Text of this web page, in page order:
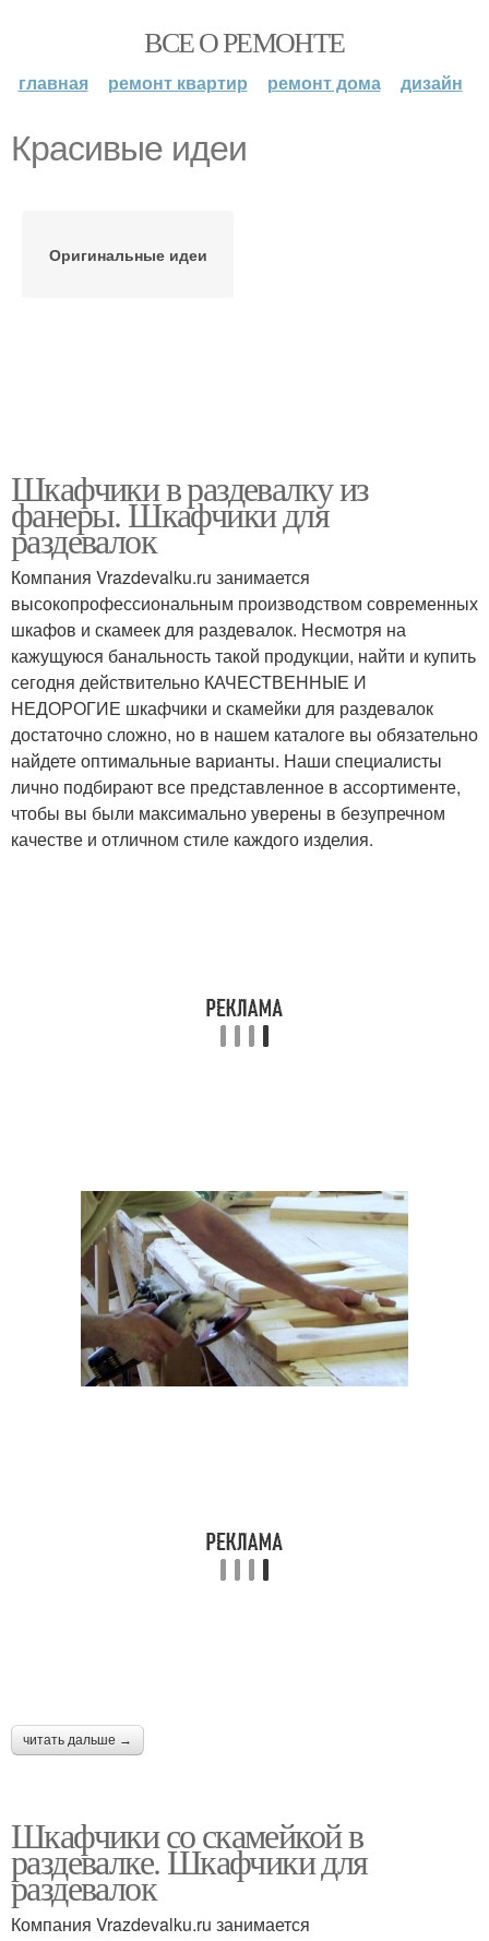
ВСЕ О РЕМОНТЕ
главная ремонт квартир ремонт дома дизайн
Красивые идеи
Оригинальные идеи
Шкафчики в раздевалку из
фанеры. Шкафчики для
раздевалок
Компания Vrazdevalku.ru занимается
высокопрофессиональным производством современных
шкафов и скамеек для раздевалок. Несмотря на
кажущуюся банальность такой продукции, найти и купить
сегодня действительно КАЧЕСТВЕННЫЕ И
НЕДОРОГИЕ шкафчики и скамейки для раздевалок
достаточно сложно, но в нашем каталоге вы обязательно
найдете оптимальные варианты. Наши специалисты
лично подбирают все представленное в ассортименте,
чтобы вы были максимально уверены в безупречном
качестве и отличном стиле каждого изделия.
читать дальше →
Шкафчики со скамейкой в
раздевалке. Шкафчики для
раздевалок
Компания Vrazdevalku.ru занимается